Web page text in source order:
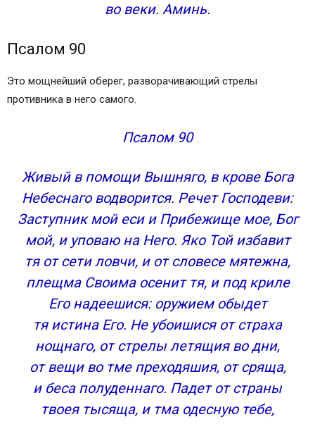
Предыдущая запись
Поделитесь страницей в социальных сетях
во веки. Аминь.
Псалом 90
Это мощнейший оберег, разворачивающий стрелы
противника в него самого.
Псалом 90
Живый в помощи Вышняго, в крове Бога
Небеснаго водворится. Речет Господеви:
Заступник мой еси и Прибежище мое, Бог
мой, и уповаю на Него. Яко Той избавит
тя от сети ловчи, и от словесе мятежна,
плещма Своима осенит тя, и под криле
Его надеешися: оружием обыдет
тя истина Его. Не убоишися от страха
нощнаго, от стрелы летящия во дни,
от вещи во тме преходяшия, от сряща,
и беса полуденнаго. Падет от страны
твоея тысяща, и тма одесную тебе,